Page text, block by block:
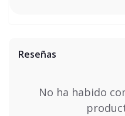
Reseñas
No ha habido